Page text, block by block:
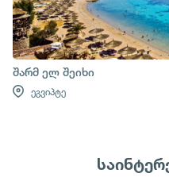
შარმ ელ შეიხი
ეგვიპტე